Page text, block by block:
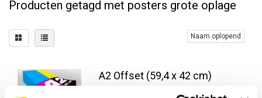
Producten getagd met posters grote oplage
Naam oplopend
A2 Offset (59,4 x 42 cm)
A2 Formaat posters 59,4 x 42 cm, full